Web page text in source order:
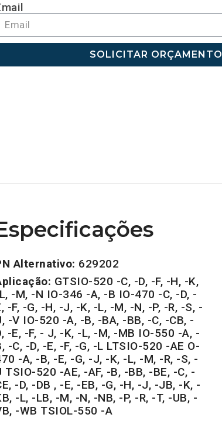
SOLICITAR ORÇAMENTO
Alternativo: 629202
GTSIO-520 -C, -D, -F, -H, -K,
-M, -N IO-346 -A, -B IO-470 -C, -D, -
-F, -G, -H, -J, -K, -L, -M, -N, -P, -R, -S, -
-V IO-520 -A, -B, -BA, -BB, -C, -CB, -
-E, -F, - J, -K, -L, -M, -MB IO-550 -A, -
-C, -D, -E, -F, -G, -L LTSIO-520 -AE O-
-A, -B, -E, -G, -J, -K, -L, -M, -R, -S, -
TSIO-520 -AE, -AF, -B, -BB, -BE, -C, -
-D, -DB , -E, -EB, -G, -H, -J, -JB, -K, -
-L, -LB, -M, -N, -NB, -P, -R, -T, -UB, -
-WB TSIOL-550 -A